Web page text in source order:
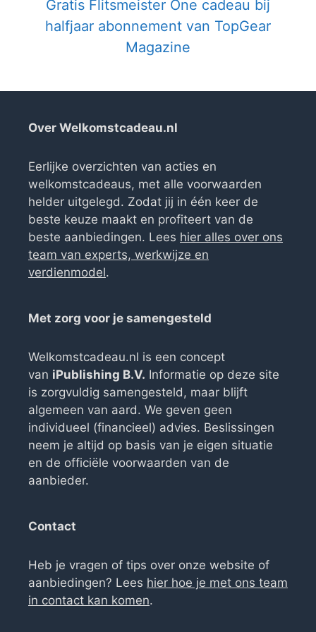
Gratis Flitsmeister One cadeau bij
halfjaar abonnement van TopGear
Magazine
Over Welkomstcadeau.nl
Eerlijke overzichten van acties en
welkomstcadeaus, met alle voorwaarden
helder uitgelegd. Zodat jij in één keer de
beste keuze maakt en profiteert van de
beste aanbiedingen. Lees hier alles over ons
team van experts, werkwijze en
verdienmodel.
Met zorg voor je samengesteld
Welkomstcadeau.nl is een concept
van iPublishing B.V. Informatie op deze site
is zorgvuldig samengesteld, maar blijft
algemeen van aard. We geven geen
individueel (financieel) advies. Beslissingen
neem je altijd op basis van je eigen situatie
en de officiële voorwaarden van de
aanbieder.
Contact
Heb je vragen of tips over onze website of
aanbiedingen? Lees hier hoe je met ons team
in contact kan komen.